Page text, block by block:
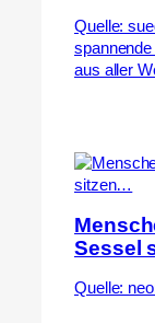
Quelle:
aus aller
Sessel
Quelle: